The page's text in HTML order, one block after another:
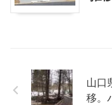
山口
移。